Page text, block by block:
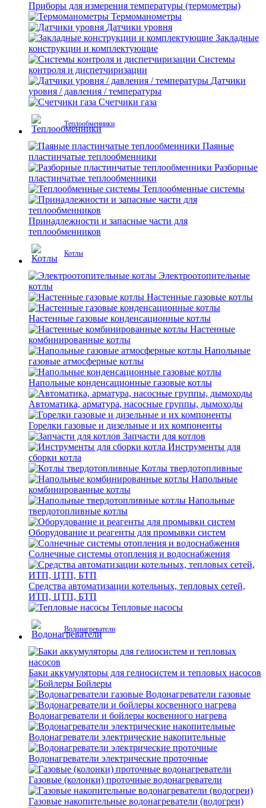
Приборы для измерения температуры (термометры)
Термоманометры
Датчики уровня
Закладные
конструкции и комплектующие
Системы
контроля и диспетчиризации
Датчики
уровня / давления / температуры
Счетчики газа
Теплообменники
Паяные
пластинчатые теплообменники
Разборные
пластинчатые теплообменники
Теплообменные системы
Принадлежности и запасные части для
теплообменников
Котлы
Электроотопительные
котлы
Настенные газовые котлы
Настенные газовые конденсационные котлы
Настенные
комбинированные котлы
Напольные
газовые атмосферные котлы
Напольные конденсационные газовые котлы
Автоматика, арматура, насосные группы, дымоходы
Горелки газовые и дизельные и их компоненты
Запчасти для котлов
Инструменты для
сборки котла
Котлы твердотопливные
Напольные
комбинированные котлы
Напольные
твердотопливные котлы
Оборудование и реагенты для промывки систем
Солнечные системы отопления и водоснабжения
Средства автоматизации котельных, тепловых сетей,
ИТП, ЦТП, БТП
Тепловые насосы
Водонагреватели
Баки аккумуляторы для гелиосистем и тепловых насосов
Бойлеры
Водонагреватели газовые
Водонагреватели и бойлеры косвенного нагрева
Водонагреватели электрические накопительные
Водонагреватели электрические проточные
Газовые (колонки) проточные водонагреватели
Газовые накопительные водонагреватели (водогреи)